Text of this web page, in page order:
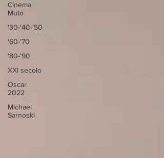
Cinema
Muto
'30-'40-'50
'60-'70
'80-'90
XXI secolo
Oscar
2022
Michael
Sarnoski